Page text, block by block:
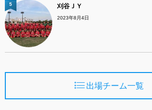
刈谷ＪＹ
2023年8月4日
5
出場チーム一覧